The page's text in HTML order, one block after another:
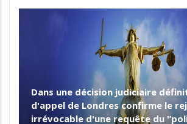
Dans une décision judiciaire
d'appel de Londres confirme le
irrévocable d'une requête du